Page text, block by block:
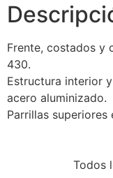
Frente, costados y
430.
Estructura interior
acero aluminizado.
Parrillas
Todos